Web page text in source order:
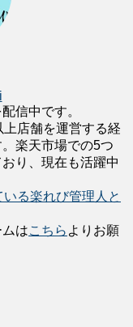
信中です。
店舗を運営する経
楽天市場での5つ
り、現在も活躍中
る楽れび管理人と
はこちら よりお願